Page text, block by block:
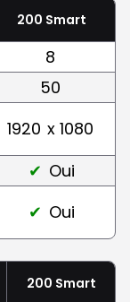
200 Smart
8
50
1920 x 1080
Oui
Oui
200 Smart